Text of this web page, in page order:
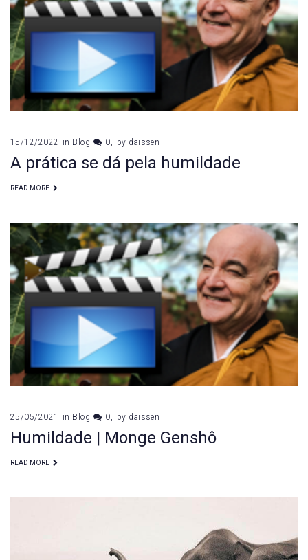
15/12/2022 in Blog 0 by daissen
A prática se dá pela humildade
READ MORE
25/05/2021 in Blog 0 by daissen
Humildade | Monge Genshô
READ MORE